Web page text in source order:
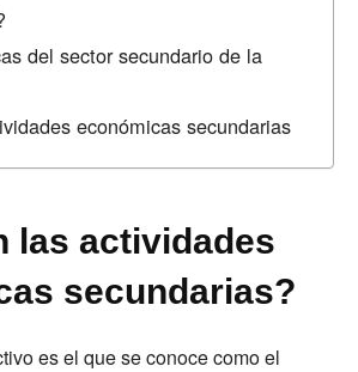
del sector secundario de la
económicas secundarias
las actividades
secundarias?
es el que se conoce como el